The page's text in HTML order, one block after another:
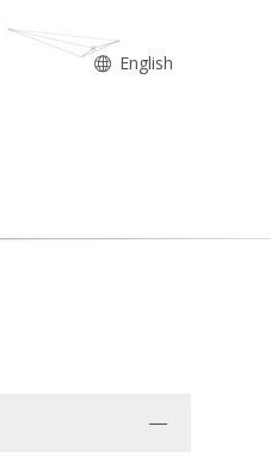
English